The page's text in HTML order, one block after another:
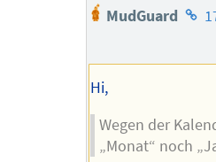
MudGuard
Hi,
Wegen der
„Monat“ noch